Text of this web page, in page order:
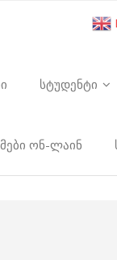
სტუდენტი
ონ-ლაინ